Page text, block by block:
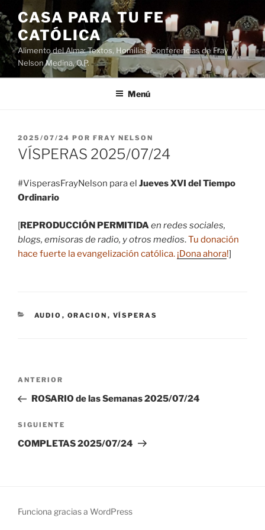
Saltar
al
contenido
CASA PARA TU FE
CATÓLICA
Alimento del Alma: Textos, Homilias, Conferencias de Fray
Nelson Medina, O.P.
Menú
PUBLICADO
EL
2025/07/24 POR FRAY NELSON
VÍSPERAS 2025/07/24
#VisperasFrayNelson para el Jueves XVI del Tiempo
Ordinario
[REPRODUCCIÓN PERMITIDAen redes sociales,
blogs, emisoras de radio, y otros medios.Tu donación
hace fuerte la evangelización católica. ¡Dona ahora!]
CATEGORÍAS
AUDIO , ORACION , VÍSPERAS
Navegación
entradas
Entrada
anterior:
ANTERIOR
ROSARIO de las Semanas 2025/07/24
Siguiente
entrada
SIGUIENTE
COMPLETAS 2025/07/24
Funciona gracias a WordPress